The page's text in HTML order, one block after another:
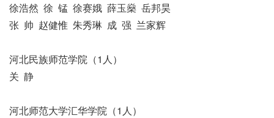
徐浩然 徐 锰 徐赛娥 薛玉燊 岳邦昊
张 帅 赵健惟 朱秀琳 成 强 兰家辉
河北民族师范学院（1人）
关 静
河北师范大学汇华学院（1人）